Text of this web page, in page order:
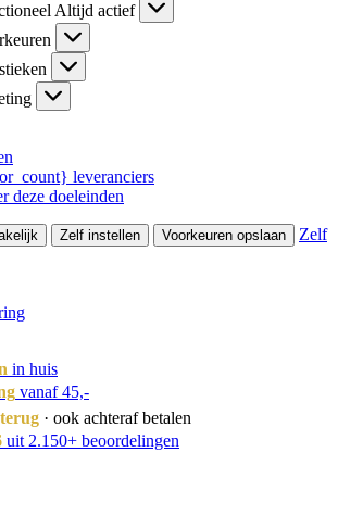
Altijd actief
leveranciers
deze doeleinden
Zelf instellen Voorkeuren opslaan
Zelf
in huis
vanaf 45,-
· ook achteraf betalen
uit 2.150+ beoordelingen